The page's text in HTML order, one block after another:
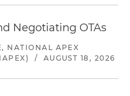
Negotiating OTAs
NATIONAL APEX
/ AUGUST 18, 2026